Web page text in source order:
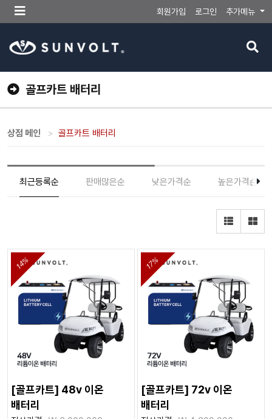
메
뉴
튼
회원가입 로그인 추가메뉴
검
버
골프카트 배터리
상점 메인 골프카트 배터리
최근등록순 판매많은순 낮은가격순 높은가격순
14%
[골프카트] 48v 이온
배터리
17%
[골프카트] 72v 이온
배터리